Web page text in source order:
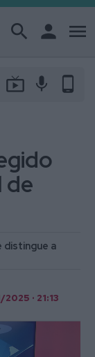
search person menu
live_tv mic phone_android
de
distingue a
· 21:13